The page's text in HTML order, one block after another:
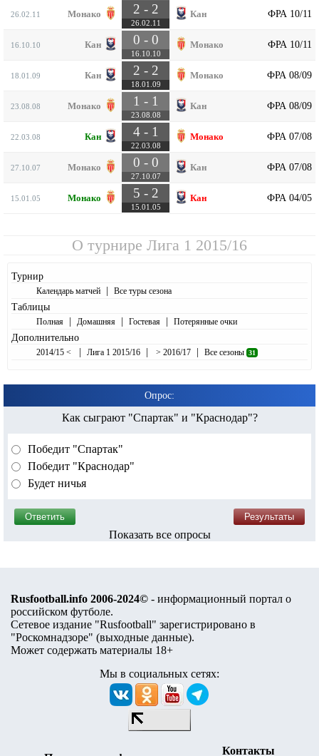
26.02.11 Монако 2 - 2
26.02.11
Кан ФРА 10/11
16.10.10 Кан 0 - 0
16.10.10
Монако ФРА 10/11
18.01.09 Кан 2 - 2
18.01.09
Монако ФРА 08/09
23.08.08 Монако 1 - 1
23.08.08
Кан ФРА 08/09
22.03.08 Кан 4 - 1
22.03.08
Монако ФРА 07/08
27.10.07 Монако 0 - 0
27.10.07
Кан ФРА 07/08
15.01.05 Монако 5 - 2
15.01.05
Кан ФРА 04/05
О турнире Лига 1 2015/16
Турнир
Календарь матчей | Все туры сезона
Таблицы
Полная | Домашняя | Гостевая | Потерянные очки
Дополнительно
2014/15 < | Лига 1 2015/16 | > 2016/17 | Все сезоны 31
Опрос:
Как сыграют "Спартак" и "Краснодар"?
Победит "Спартак"
Победит "Краснодар"
Будет ничья
Показать все опросы
Rusfootball.info 2006-2024© - информационный портал о
российском футболе.
Сетевое издание "Rusfootball" зарегистрировано в
"Роскомнадзоре" (выходные данные).
Может содержать материалы 18+
Мы в социальных сетях:
Контакты